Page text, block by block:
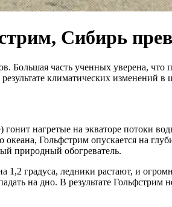
Сибирь
Большая часть ученных уверена,
климатических изменений в
нагретые на экваторе потоки
Гольфстрим опускается на
природный обогреватель.
градуса, ледники растают, и
на дно. В результате